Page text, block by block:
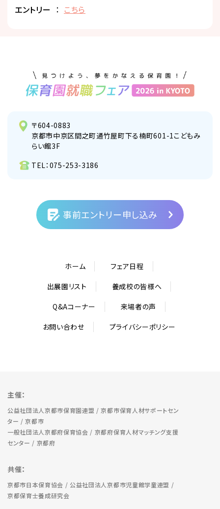
エントリー
こちら
〒604-0883
京都市中京区間之町通竹屋町下る楠町601-1こどもみ
らい館3F
TEL： 075-253-3186
事前エントリー申し込み
ホーム フェア日程
出展園リスト 養成校の皆様へ
Q&Aコーナー 来場者の声
お問い合わせ プライバシーポリシー
主催：
公益社団法人京都市保育園連盟 / 京都市保育人材サポートセン
ター / 京都市
一般社団法人京都府保育協会 / 京都府保育人材マッチング支援
センター / 京都府
共催：
京都市日本保育協会 / 公益社団法人京都市児童館学童連盟 /
京都保育士養成研究会